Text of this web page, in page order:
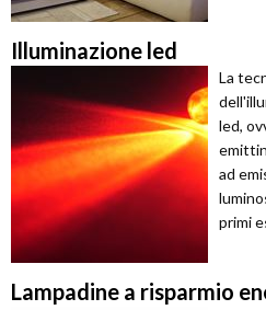
Illuminazione led
La
led,
ad
primi
Lampadine a risparmio